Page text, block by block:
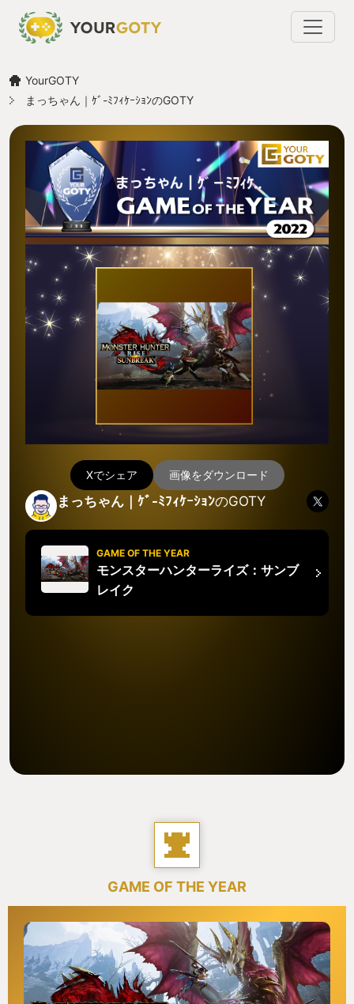
YourGOTY
まっちゃん｜ｹﾞ-ﾐﾌｨｹｰｼｮﾝのGOTY
Xでシェア 画像をダウンロード
まっちゃん｜ｹﾞ-ﾐﾌｨｹｰｼｮﾝのGOTY
GAME OF THE YEAR
モンスターハンターライズ：サンブ
レイク
GAME OF THE YEAR